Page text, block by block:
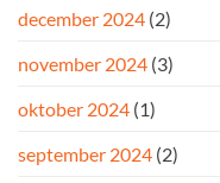
december 2024 (2)
november 2024 (3)
oktober 2024 (1)
september 2024 (2)